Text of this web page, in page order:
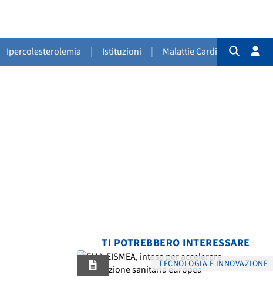
Ipercolesterolemia | Istituzioni | Malattie Cardiovascolari
TI POTREBBERO INTERESSARE
TECNOLOGIA E INNOVAZIONE